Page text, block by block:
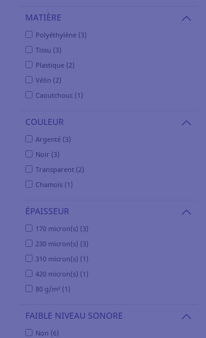
MATIÈRE
Polyéthylène (3)
Tissu (3)
Plastique (2)
Vélin (2)
Caoutchouc (1)
COULEUR
Argenté (3)
Noir (3)
Transparent (2)
Chamois (1)
ÉPAISSEUR
170 micron(s) (3)
230 micron(s) (3)
310 micron(s) (1)
420 micron(s) (1)
80 g/m² (1)
FAIBLE NIVEAU SONORE
Non (6)